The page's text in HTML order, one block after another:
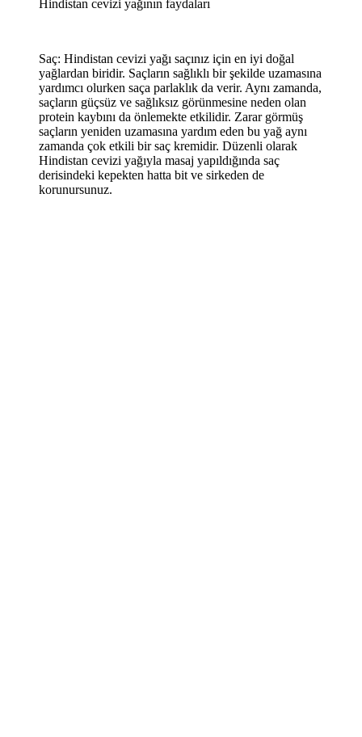
Hindistan cevizi yağının faydaları
Saç: Hindistan cevizi yağı saçınız için en iyi doğal
yağlardan biridir. Saçların sağlıklı bir şekilde uzamasına
yardımcı olurken saça parlaklık da verir. Aynı zamanda,
saçların güçsüz ve sağlıksız görünmesine neden olan
protein kaybını da önlemekte etkilidir. Zarar görmüş
saçların yeniden uzamasına yardım eden bu yağ aynı
zamanda çok etkili bir saç kremidir. Düzenli olarak
Hindistan cevizi yağıyla masaj yapıldığında saç
derisindeki kepekten hatta bit ve sirkeden de
korunursunuz.